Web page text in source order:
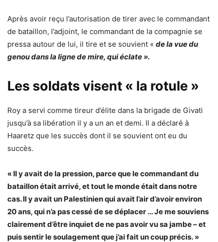
Après avoir reçu l’autorisation de tirer avec le commandant
de bataillon, l’adjoint, le commandant de la compagnie se
pressa autour de lui, il tire et se souvient « de la vue du
genou dans la ligne de mire, qui éclate ».
Les soldats visent « la rotule »
Roy a servi comme tireur d’élite dans la brigade de Givati ​​
jusqu’à sa libération il y a un an et demi. Il a déclaré à
Haaretz que les succès dont il se souvient ont eu du
succès.
« Il y avait de la pression, parce que le commandant du
bataillon était arrivé, et tout le monde était dans notre
cas. Il y avait un Palestinien qui avait l’air d’avoir environ
20 ans, qui n’a pas cessé de se déplacer … Je me souviens
clairement d’être inquiet de ne pas avoir vu sa jambe – et
puis sentir le soulagement que j’ai fait un coup précis. »